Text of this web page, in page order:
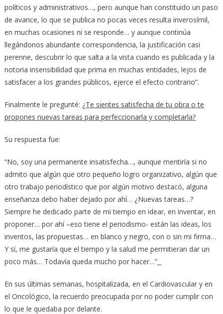
políticos y administrativos…, pero aunque han constituido un paso
de avance, lo que se publica no pocas veces resulta inverosímil,
en muchas ocasiones ni se responde… y aunque continúa
llegándonos abundante correspondencia, la justificación casi
perenne, descubrir lo que salta a la vista cuando es publicada y la
notoria insensibilidad que prima en muchas entidades, lejos de
satisfacer a los grandes públicos, ejerce el efecto contrario”.
Finalmente le pregunté: ¿Te sientes satisfecha de tu obra o te
propones nuevas tareas para perfeccionarla y completarla?
Su respuesta fue:
“No, soy una permanente insatisfecha…, aunque mentiría si no
admito que algún que otro pequeño logro organizativo, algún que
otro trabajo periodístico que por algún motivo destacó, alguna
enseñanza debo haber dejado por ahí… ¿Nuevas tareas…?
Siempre he dedicado parte de mi tiempo en idear, en inventar, en
proponer… por ahí –eso tiene el periodismo- están las ideas, los
inventos, las propuestas… en blanco y negro, con o sin mi firma…
Y sí, me gustaría que el tiempo y la salud me permitieran dar un
poco más… Todavía queda mucho por hacer…”
En sus últimas semanas, hospitalizada, en el Cardiovascular y en
el Oncológico, la recuerdo preocupada por no poder cumplir con
lo que le quedaba por delante.